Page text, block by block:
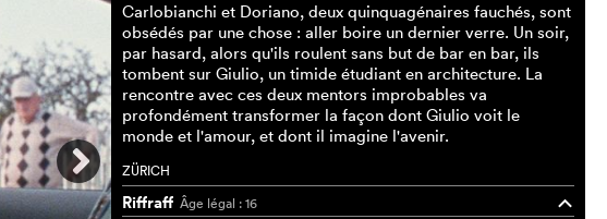
Carlobianchi et Doriano, deux quinquagénaires fauchés, sont
obsédés par une chose : aller boire un dernier verre. Un soir,
par hasard, alors qu'ils roulent sans but de bar en bar, ils
tombent sur Giulio, un timide étudiant en architecture. La
rencontre avec ces deux mentors improbables va
profondément transformer la façon dont Giulio voit le
monde et l'amour, et dont il imagine l'avenir.
ZÜRICH
Riffraff Âge légal : 16
o